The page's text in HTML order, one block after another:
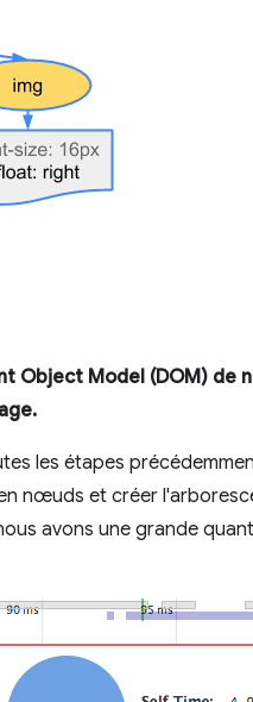
Object Model (DOM) de
les étapes
nœuds et créer
avons une grande